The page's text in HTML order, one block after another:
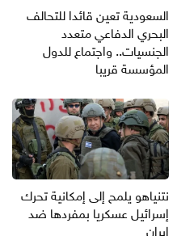
السعودية تعين قائدا للتحالف
البحري الدفاعي متعدد
الجنسيات.. واجتماع للدول
المؤسسة قريبا
نتنياهو يلمح إلى إمكانية تحرك
إسرائيل عسكريا بمفردها ضد
إيران